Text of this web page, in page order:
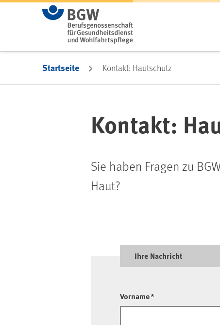
Zum Hauptinhalt springen
Startseite Kontakt: Hautschutz
Kontakt:
Sie haben Fragen zu
Haut?
Ihre Nachricht
Vorname*